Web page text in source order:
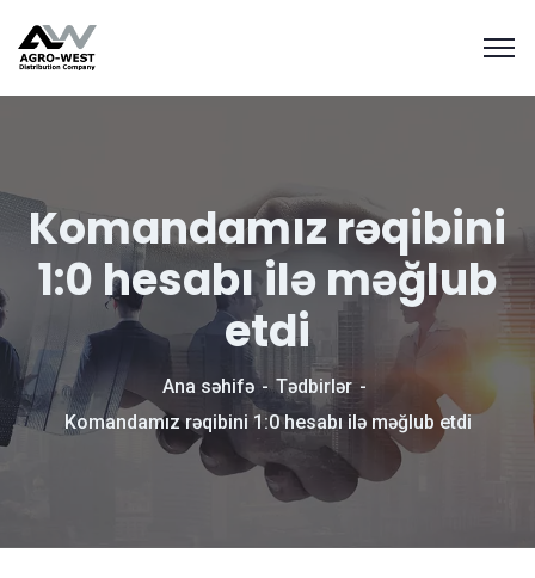
Komandamız rəqibini
1:0 hesabı ilə məğlub
etdi
Ana səhifə
Tədbirlər
Komandamız rəqibini 1:0 hesabı ilə məğlub etdi